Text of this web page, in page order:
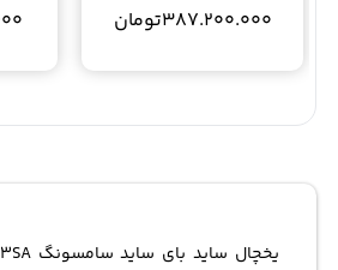
387.200.000تومان